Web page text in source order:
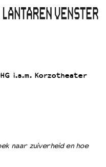
i.s.m. Korzotheater
naar zuiverheid en hoe